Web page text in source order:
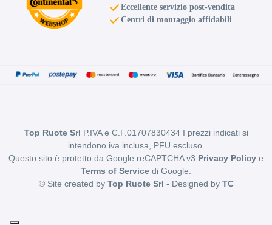
Eccellente servizio post-vendita
Centri di montaggio affidabili
Top Ruote Srl P.IVA e C.F.01707830434 I prezzi indicati si
intendono iva inclusa, PFU escluso.
Questo sito è protetto da Google reCAPTCHA v3 Privacy Policy e
Terms of Service di Google.
© Site created by Top Ruote Srl - Designed by TC